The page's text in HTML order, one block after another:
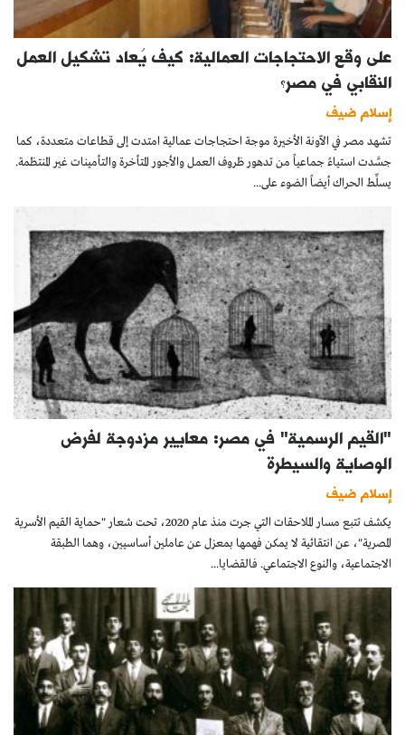
على وقع الاحتجاجات العمالية: كيف يُعاد تشكيل العمل
النقابي في مصر؟
إسلام ضيف
تشهد مصر في الآونة الأخيرة موجة احتجاجات عمالية امتدت إلى قطاعات متعددة، كما
جسَّدت استياءً جماعياً من تدهور ظروف العمل والأجور المتأخرة والتأمينات غير المنتظمة.
يسلِّط الحراك أيضاً الضوء على...
"القيم الرسمية" في مصر: معايير مزدوجة لفرض
الوصاية والسيطرة
إسلام ضيف
يكشف تتبع مسار الملاحقات التي جرت منذ عام 2020، تحت شعار "حماية القيم الأسرية
المصرية"، عن انتقائية لا يمكن فهمها بمعزل عن عاملين أساسيين، وهما الطبقة
الاجتماعية، والنوع الاجتماعي. فالقضايا...